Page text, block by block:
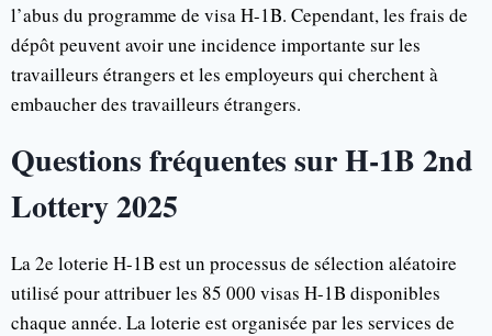
l’abus du programme de visa H-1B. Cependant, les frais de
dépôt peuvent avoir une incidence importante sur les
travailleurs étrangers et les employeurs qui cherchent à
embaucher des travailleurs étrangers.
Questions fréquentes sur H-1B 2nd
Lottery 2025
La 2e loterie H-1B est un processus de sélection aléatoire
utilisé pour attribuer les 85 000 visas H-1B disponibles
chaque année. La loterie est organisée par les services de